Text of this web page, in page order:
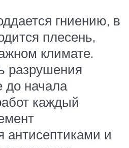
гниению, в
плесень,
климате.
разрушения
до начала
каждый
антисептиками и